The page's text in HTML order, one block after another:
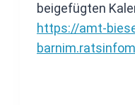
beigefügten
https://amt-